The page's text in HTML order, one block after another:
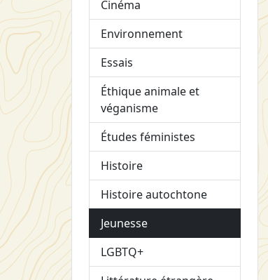
Cinéma
Environnement
Essais
Éthique animale et
véganisme
Études féministes
Histoire
Histoire autochtone
Jeunesse
LGBTQ+